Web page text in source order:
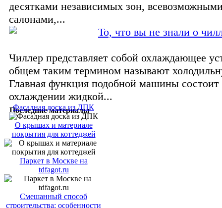
десятками независимых зон,
салонами,...
То, что вы не знали о
Чиллер представляет собой охлаждающее
общем таким термином называют
Главная функция подобной машины состоит
охлаждении жидкой...
Последние материалы
Фасадная доска из ДПК
О крышах и материале
покрытия для коттеджей
Паркет в Москве на
tdfagot.ru
Смешанный способ
строительства: особенности